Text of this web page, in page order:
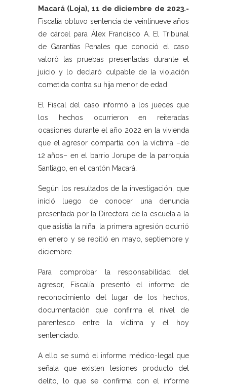
Macará (Loja), 11 de diciembre de 2023.-
Fiscalía obtuvo sentencia de veintinueve años
de cárcel para Álex Francisco A. El Tribunal
de Garantías Penales que conoció el caso
valoró las pruebas presentadas durante el
juicio y lo declaró culpable de la violación
cometida contra su hija menor de edad.
El Fiscal del caso informó a los jueces que
los hechos ocurrieron en reiteradas
ocasiones durante el año 2022 en la vivienda
que el agresor compartía con la víctima –de
12 años– en el barrio Jorupe de la parroquia
Santiago, en el cantón Macará.
Según los resultados de la investigación, que
inició luego de conocer una denuncia
presentada por la Directora de la escuela a la
que asistía la niña, la primera agresión ocurrió
en enero y se repitió en mayo, septiembre y
diciembre.
Para comprobar la responsabilidad del
agresor, Fiscalía presentó el informe de
reconocimiento del lugar de los hechos,
documentación que confirma el nivel de
parentesco entre la víctima y el hoy
sentenciado.
A ello se sumó el informe médico-legal que
señala que existen lesiones producto del
delito, lo que se confirma con el informe